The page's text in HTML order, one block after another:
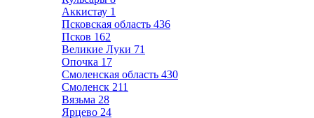
Аккистау 1
Псковская область 436
Псков 162
Великие Луки 71
Опочка 17
Смоленская область 430
Смоленск 211
Вязьма 28
Ярцево 24